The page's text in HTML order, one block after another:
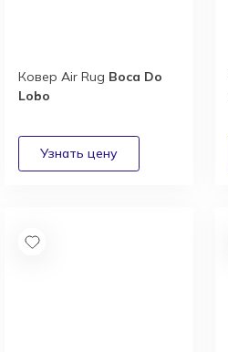
Ковер Air Rug Boca Do
Lobo